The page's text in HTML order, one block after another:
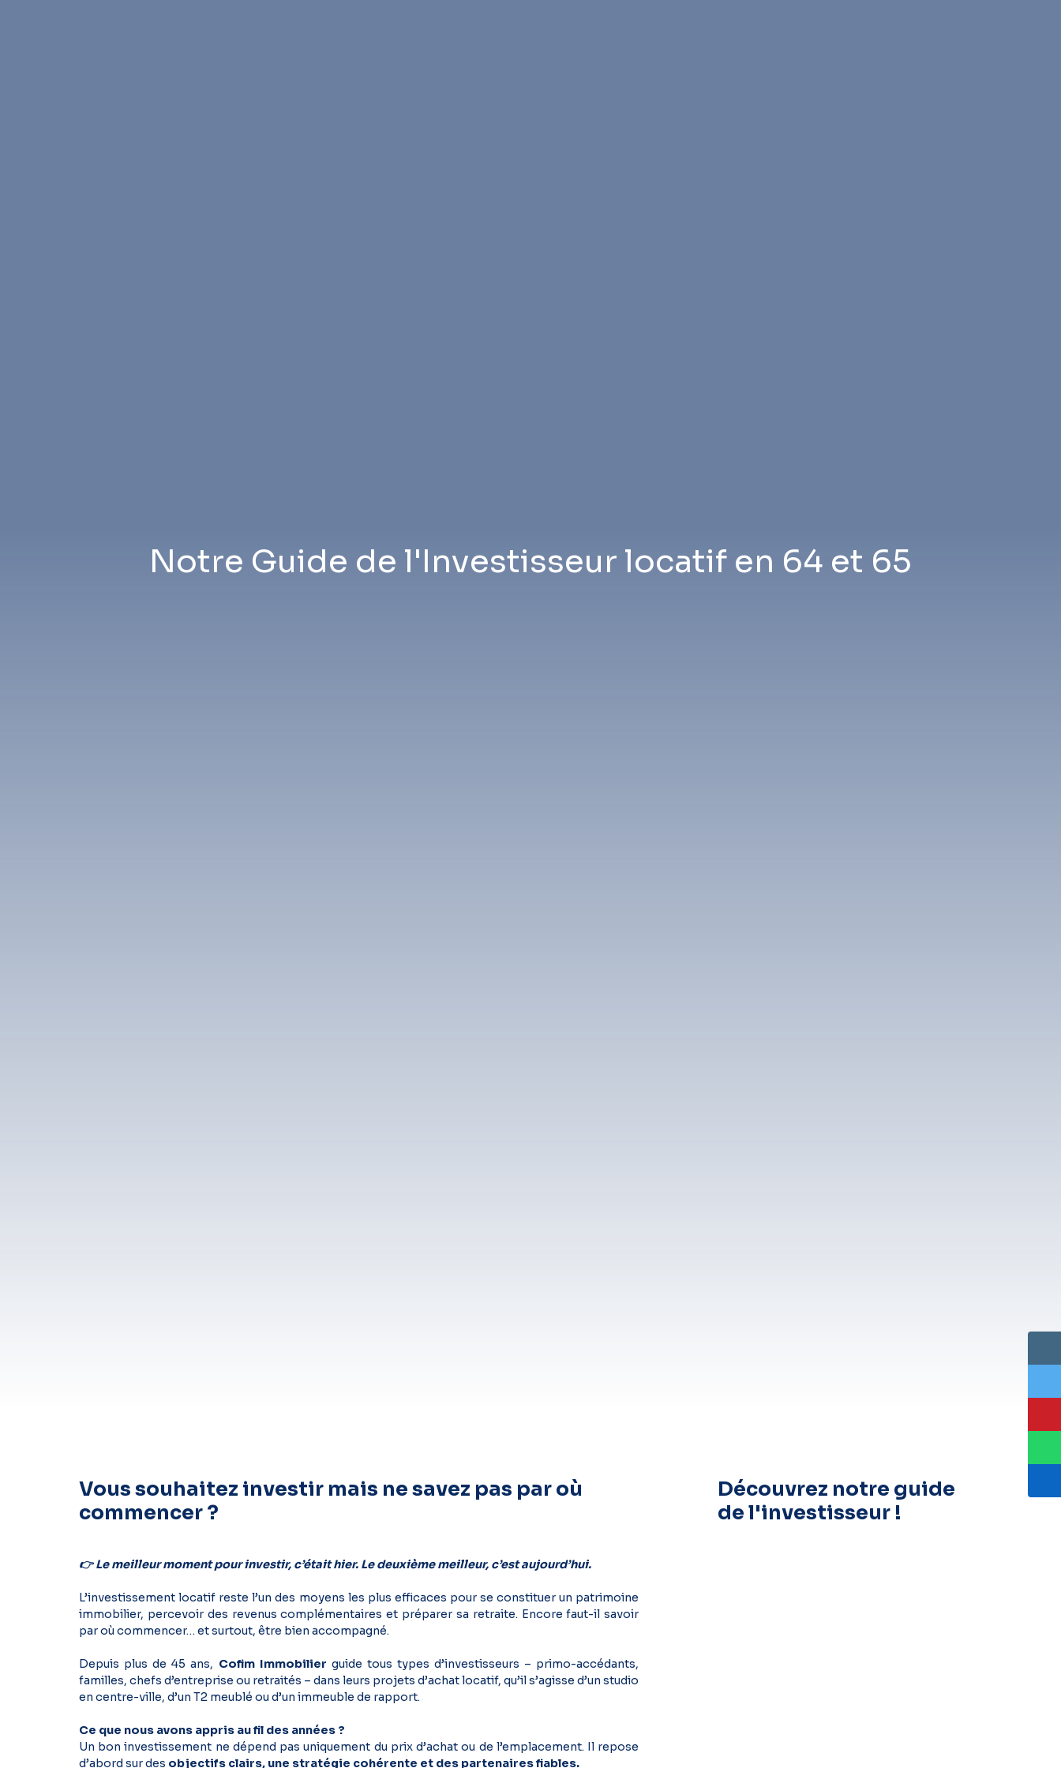
Notre Guide de l'Investisseur locatif en 64 et 65
Vous souhaitez investir mais ne savez pas par où
commencer ?
👉 Le meilleur moment pour investir, c’était hier. Le deuxième meilleur, c’est aujourd’hui.
L’investissement locatif reste l’un des moyens les plus efficaces pour se constituer un patrimoine
immobilier, percevoir des revenus complémentaires et préparer sa retraite. Encore faut-il savoir
par où commencer… et surtout, être bien accompagné.
Depuis plus de 45 ans, Cofim Immobilier guide tous types d’investisseurs – primo-accédants,
familles, chefs d’entreprise ou retraités – dans leurs projets d’achat locatif, qu’il s’agisse d’un studio
en centre-ville, d’un T2 meublé ou d’un immeuble de rapport.
Ce que nous avons appris au fil des années ?
Un bon investissement ne dépend pas uniquement du prix d’achat ou de l’emplacement. Il repose
d’abord sur des objectifs clairs, une stratégie cohérente et des partenaires fiables.
Découvrez notre guide
de l'investisseur !